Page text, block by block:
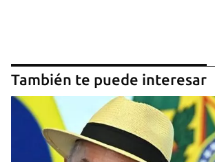
También te puede interesar